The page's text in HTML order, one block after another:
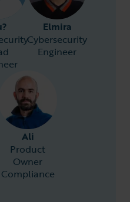
Elmira
Cybersecurity
Engineer
Ali
Product
Owner
Compliance